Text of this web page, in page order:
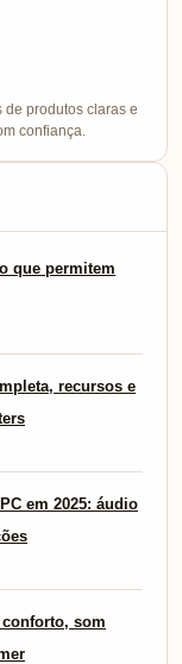
de produtos claras e
confiança.
que permitem
recursos e
em 2025: áudio
som